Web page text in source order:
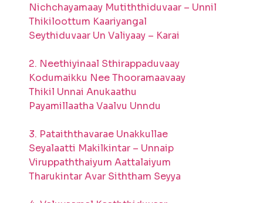
Nichchayamaay Mutiththiduvaar – Unnil
Thikiloottum Kaariyangal
Seythiduvaar Un Valiyaay – Karai
2. Neethiyinaal Sthirappaduvaay
Kodumaikku Nee Thooramaavaay
Thikil Unnai Anukaathu
Payamillaatha Vaalvu Unndu
3. Pataiththavarae Unakkullae
Seyalaatti Makilkintar – Unnaip
Viruppaththaiyum Aattalaiyum
Tharukintar Avar Siththam Seyya